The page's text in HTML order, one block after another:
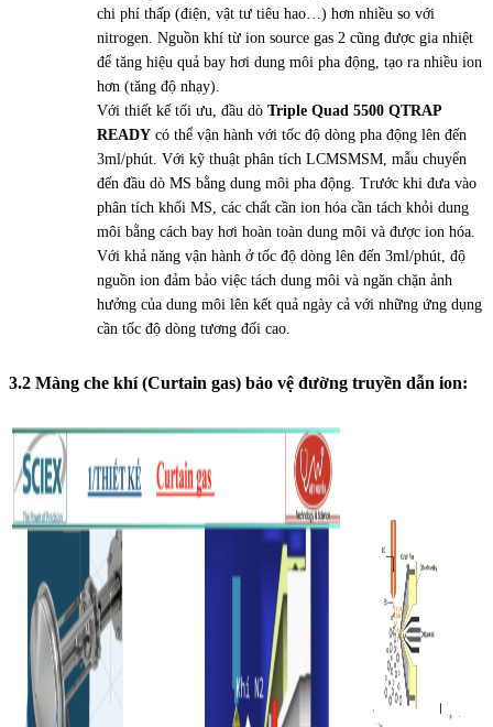
chi phí thấp (điện, vật tư tiêu hao…) hơn nhiều so với
nitrogen. Nguồn khí từ ion source gas 2 cũng được gia nhiệt
để tăng hiệu quả bay hơi dung môi pha động, tạo ra nhiều ion
hơn (tăng độ nhạy).
Với thiết kế tối ưu, đầu dò Triple Quad 5500 QTRAP
READY có thể vận hành với tốc độ dòng pha động lên đến
3ml/phút. Với kỹ thuật phân tích LCMSMSM, mẫu chuyển
đến đầu dò MS bằng dung môi pha động. Trước khi đưa vào
phân tích khối MS, các chất cần ion hóa cần tách khỏi dung
môi bằng cách bay hơi hoàn toàn dung môi và được ion hóa.
Với khả năng vận hành ở tốc độ dòng lên đến 3ml/phút, độ
nguồn ion đảm bảo việc tách dung môi và ngăn chặn ảnh
hưởng của dung môi lên kết quả ngày cả với những ứng dụng
cần tốc độ dòng tương đối cao.
3.2 Màng che khí (Curtain gas) bảo vệ đường truyền dẫn ion: